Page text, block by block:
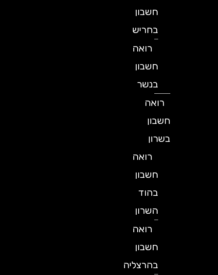
חשבון
בחריש
רואה
חשבון
בנשר
רואה
חשבון
בשרון
רואה
חשבון
בהוד
השרון
רואה
חשבון
בהרצליה